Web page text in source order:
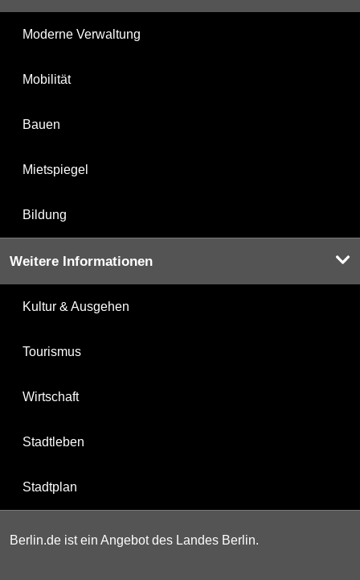
Moderne Verwaltung
Mobilität
Bauen
Mietspiegel
Bildung
Weitere Informationen
Kultur & Ausgehen
Tourismus
Wirtschaft
Stadtleben
Stadtplan
Berlin.de ist ein Angebot des Landes Berlin.